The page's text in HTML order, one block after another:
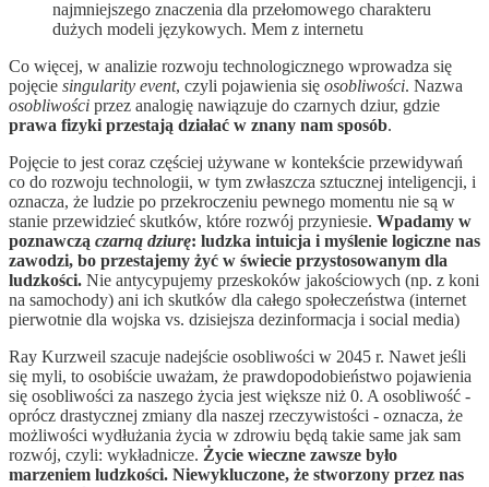
najmniejszego znaczenia dla przełomowego charakteru
dużych modeli językowych. Mem z internetu
Co więcej, w analizie rozwoju technologicznego wprowadza się
pojęcie singularity event, czyli pojawienia się osobliwości. Nazwa
osobliwości przez analogię nawiązuje do czarnych dziur, gdzie
prawa fizyki przestają działać w znany nam sposób.
Pojęcie to jest coraz częściej używane w kontekście przewidywań
co do rozwoju technologii, w tym zwłaszcza sztucznej inteligencji, i
oznacza, że ludzie po przekroczeniu pewnego momentu nie są w
stanie przewidzieć skutków, które rozwój przyniesie. Wpadamy w
poznawczą czarną dziurę: ludzka intuicja i myślenie logiczne nas
zawodzi, bo przestajemy żyć w świecie przystosowanym dla
ludzkości. Nie antycypujemy przeskoków jakościowych (np. z koni
na samochody) ani ich skutków dla całego społeczeństwa (internet
pierwotnie dla wojska vs. dzisiejsza dezinformacja i social media)
Ray Kurzweil szacuje nadejście osobliwości w 2045 r. Nawet jeśli
się myli, to osobiście uważam, że prawdopodobieństwo pojawienia
się osobliwości za naszego życia jest większe niż 0. A osobliwość -
oprócz drastycznej zmiany dla naszej rzeczywistości - oznacza, że
możliwości wydłużania życia w zdrowiu będą takie same jak sam
rozwój, czyli: wykładnicze. Życie wieczne zawsze było
marzeniem ludzkości. Niewykluczone, że stworzony przez nas